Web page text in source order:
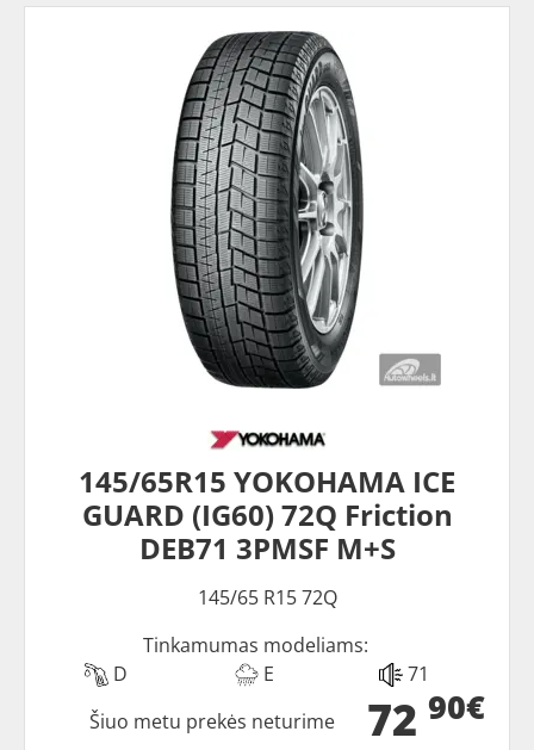
145/65R15 YOKOHAMA ICE
GUARD (IG60) 72Q Friction
DEB71 3PMSF M+S
145/65 R15 72Q
Tinkamumas modeliams:
D
E 71
72 90€
Šiuo metu prekės neturime